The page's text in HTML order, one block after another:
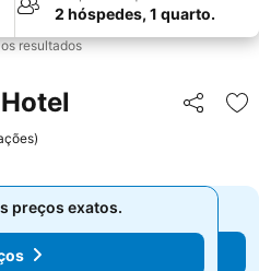
2 hóspedes, 1 quarto.
resultados
Partilhar
)
preços exatos.
preços exatos.